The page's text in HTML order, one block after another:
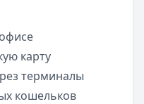
карту
терминалы
кошельков